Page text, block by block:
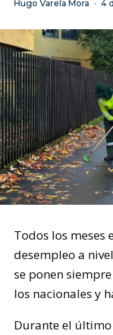
Hugo Varela Mora · 4
Todos los meses
desempleo a
se ponen
los nacionales y
Durante el